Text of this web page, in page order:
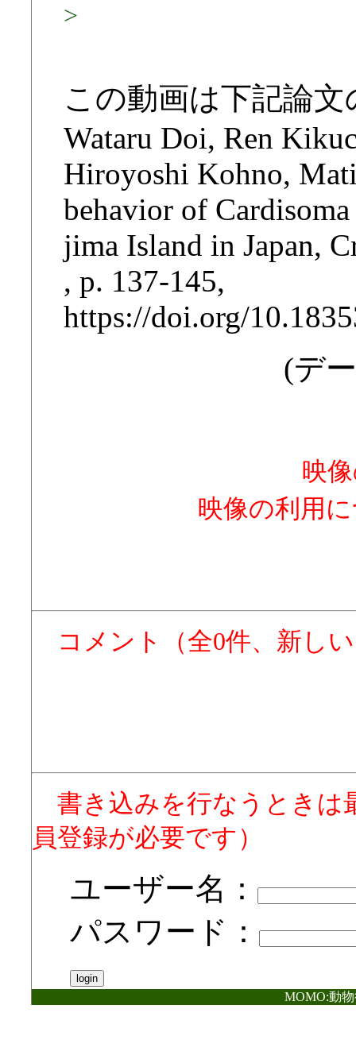
>
この動画は下記論
Wataru Doi, Ren
Hiroyoshi Kohno,
behavior of
jima Island in Japan,
, p. 137-145,
https://doi.org/
(デ
映
映像の利用
コメント（全0件、新し
書き込みを行なうときは
員登録が必要です）
ユーザー名：
パスワード：
MOMO:動